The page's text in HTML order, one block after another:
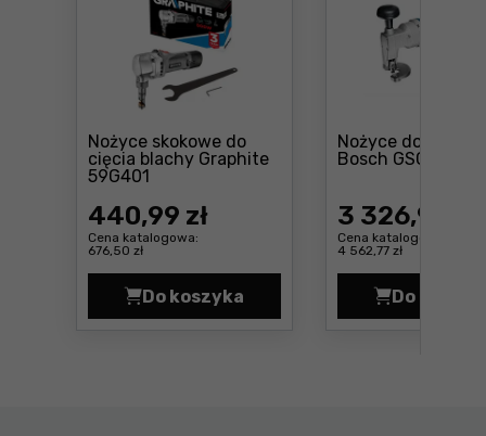
Nożyce skokowe do
cięcia blachy Graphite
59G401
Cena: 440 ,99 zł
440,99 zł
Cena katalogowa:
676,50 zł
Do koszyka
Nożyce skokowe do cięcia blachy
Nożyce do blachy
Bosch GSC 2,8
3 326,99 zł
Cena katalogowa:
4 562,77 zł
Do